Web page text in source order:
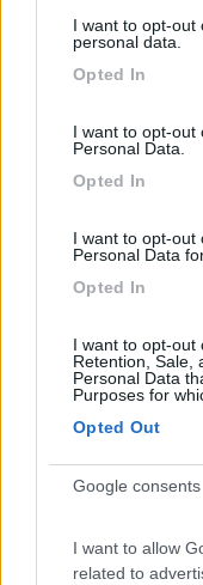
not limited to your
grant or deny
use your data for
I want to opt-out
personal data.
Opted In
I want to opt-out
Personal Data.
Opted In
I want to opt-out
Personal Data
Opted In
I want to opt-out
Retention, Sale,
Personal Data
Purposes for
Opted Out
Google consents
I want to allow
related to
giorno oppure si
trovo un po'
nautico deve
Accoglienza
Specialr
Spazi piccoli e
Caratteristiche
Vimo
Accessibilità